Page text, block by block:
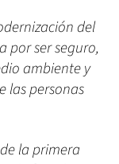
del
por ser seguro,
ambiente y
las personas
la primera